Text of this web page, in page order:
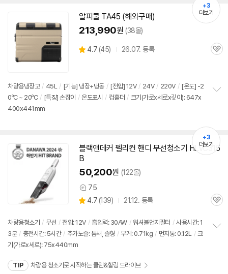
기
+3
더보기
알피쿨 TA45 (해외구매)
213,990원 (38몰)
별
4.7 (상
뷰
45) 26.07. 등록
관
차량용냉장고 / 45L / [기능] 냉장+냉동 / [전압] 12V / 24V / 220V / [온도] -2
0ºC ~ 20ºC / [특징] 손잡이 / 온도표시 / 컵홀더 / 크기(가로x세로x깊이): 647x
400x441mm
기
+3
더보기
블랙앤데커 펠리컨 핸디 무선청소기 HLVC315
B
50,200원 (122몰)
상
품
견
75
별
4.7 (상
리
뷰
139) 21.12. 등록
관
차량용청소기 / 무선 / 전압:12V / 흡입력: 30AW / 워셔블먼지필터 / 사용시간: 1
3분 / 충전시간: 5시간 / 추가노즐: 틈새, 솔형 / 무게: 0.71kg / 먼지통: 0.12L / 크
기(가로x세로): 75x440mm
TIP 차량용 청소기로 시작하는 클린&힐링 드라이브